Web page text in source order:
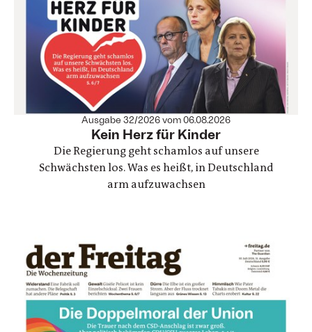
Ausgabe 32/2026 vom 06.08.2026
Kein Herz für Kinder
Die Regierung geht schamlos auf unsere
Schwächsten los. Was es heißt, in Deutschland
arm aufzuwachsen